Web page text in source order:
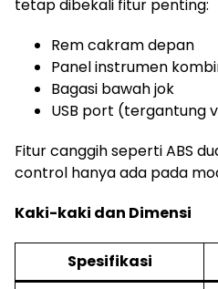
tetap dibekali fitur penting:
Rem cakram depan
Panel instrumen
Bagasi bawah jok
USB port (tergantung
Fitur canggih seperti ABS
control hanya ada pada
Kaki-kaki dan Dimensi
Spesifikasi